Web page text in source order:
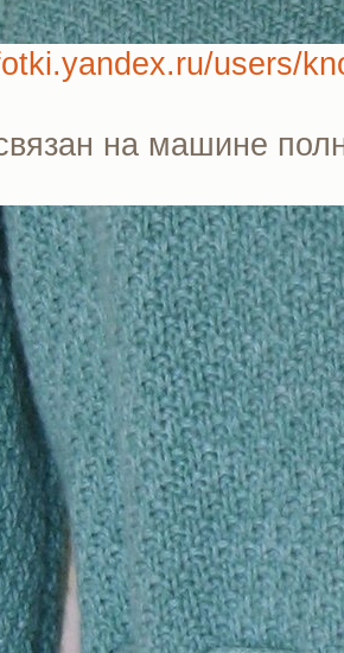
users/
на машине